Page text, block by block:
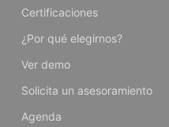
Certificaciones
¿Por qué elegirnos?
Ver demo
Solicita un asesoramiento
Agenda